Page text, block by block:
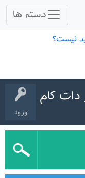
ورود
کام